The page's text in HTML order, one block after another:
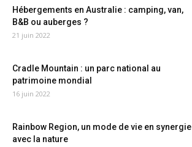
Hébergements en Australie : camping, van,
B&B ou auberges ?
21 juin 2022
Cradle Mountain : un parc national au
patrimoine mondial
16 juin 2022
Rainbow Region, un mode de vie en synergie
avec la nature